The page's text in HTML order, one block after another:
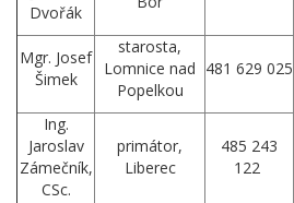
Dvořák
Mgr. Josef
Šimek
starosta,
Lomnice nad
Popelkou
481 629 025
Ing.
Jaroslav
Zámečník,
CSc.
primátor,
Liberec
485 243
122